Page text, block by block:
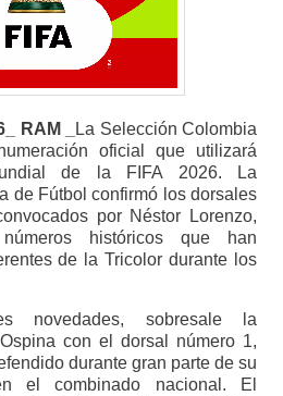
RAM _
La Selección Colombia
oficial que utilizará
de la FIFA 2026. La
de Fútbol confirmó los dorsales
por Néstor Lorenzo,
históricos que han
de la Tricolor durante los
novedades, sobresale la
con el dorsal número 1,
durante gran parte de su
el combinado nacional. El